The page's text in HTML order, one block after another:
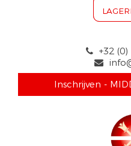
+32
Inschrijven -